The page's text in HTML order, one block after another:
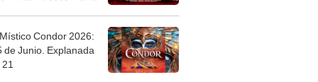
Condor 2026:
de Junio. Explanada